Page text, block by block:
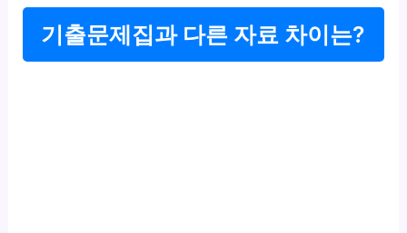
기출문제집과 다른 자료 차이는?